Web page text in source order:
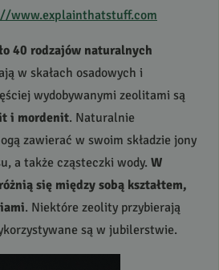
www.explainthatstuff.com
40 rodzajów naturalnych
w skałach osadowych i
wydobywanymi zeolitami są
i mordenit. Naturalnie
zawierać w swoim składzie jony
a także cząsteczki wody. W
się między sobą kształtem,
. Niektóre zeolity przybierają
są w jubilerstwie.